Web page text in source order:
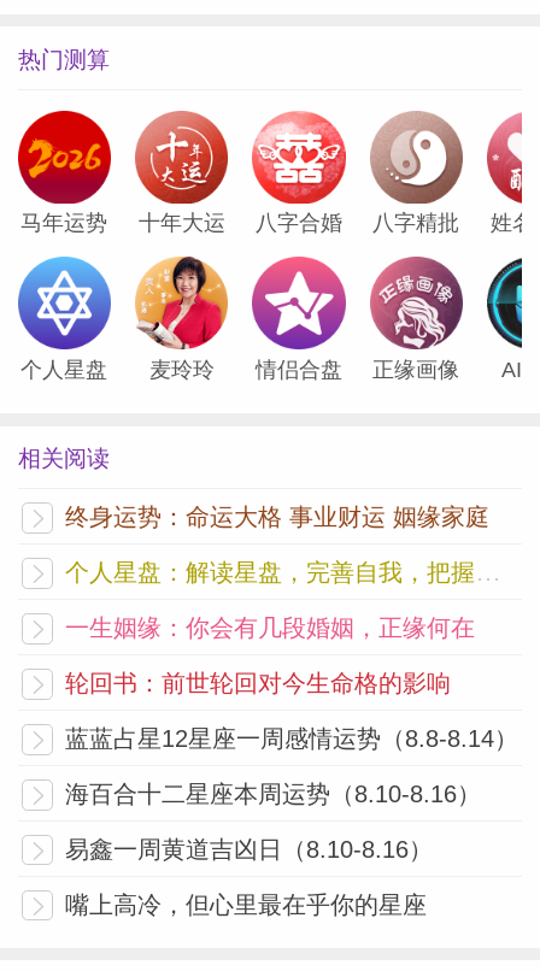
全面配合解决，解析噩梦可以到位，解决噩
梦问题也可以到位。
他的梦的解析和他的问题很快解决。
本文作者
陈鹏
梦心理分析师
热门测算
马年运势 十年大运 八字合婚 八字精批 姓名
个人星盘 麦玲玲 情侣合盘 正缘画像 AI
相关阅读
终身运势：命运大格 事业财运 姻缘家庭
个人星盘：解读星盘，完善自我，把握未来
一生姻缘：你会有几段婚姻，正缘何在
轮回书：前世轮回对今生命格的影响
蓝蓝占星12星座一周感情运势（8.8-8.14）
海百合十二星座本周运势（8.10-8.16）
易鑫一周黄道吉凶日（8.10-8.16）
嘴上高冷，但心里最在乎你的星座